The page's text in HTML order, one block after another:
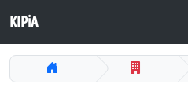
KIPiA